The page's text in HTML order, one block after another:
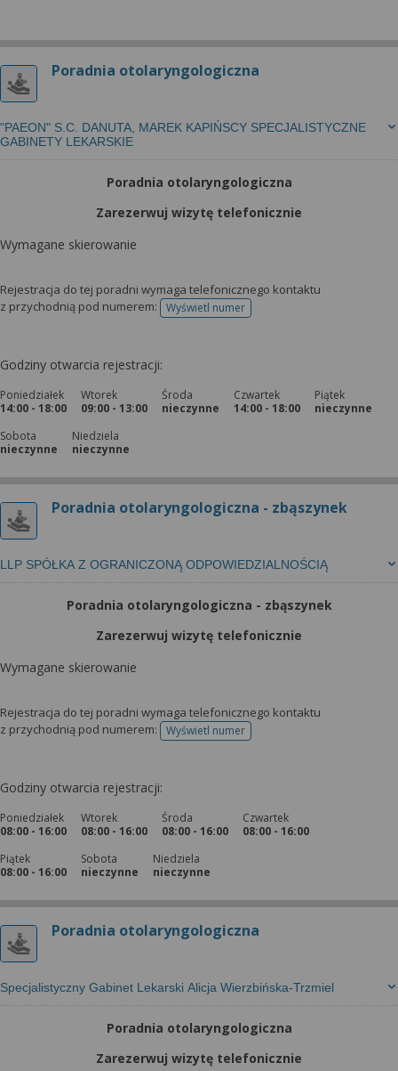
Poradnia otolaryngologiczna
"PAEON" S.C. DANUTA, MAREK KAPIŃSCY SPECJALISTYCZNE
GABINETY LEKARSKIE
Poradnia otolaryngologiczna
Zarezerwuj wizytę telefonicznie
Wymagane skierowanie
Rejestracja do tej poradni wymaga telefonicznego kontaktu
z przychodnią pod numerem:
Wyświetl numertelefonu do rejestracji
Godziny otwarcia rejestracji:
Poniedziałek
14:00 - 18:00
Wtorek
09:00 - 13:00
Środa
nieczynne
Czwartek
14:00 - 18:00
Piątek
nieczynne
Sobota
nieczynne
Niedziela
nieczynne
Poradnia otolaryngologiczna - zbąszynek
LLP SPÓŁKA Z OGRANICZONĄ ODPOWIEDZIALNOŚCIĄ
Poradnia otolaryngologiczna - zbąszynek
Zarezerwuj wizytę telefonicznie
Wymagane skierowanie
Rejestracja do tej poradni wymaga telefonicznego kontaktu
z przychodnią pod numerem:
Wyświetl numertelefonu do rejestracji
Godziny otwarcia rejestracji:
Poniedziałek
08:00 - 16:00
Wtorek
08:00 - 16:00
Środa
08:00 - 16:00
Czwartek
08:00 - 16:00
Piątek
08:00 - 16:00
Sobota
nieczynne
Niedziela
nieczynne
Poradnia otolaryngologiczna
Specjalistyczny Gabinet Lekarski Alicja Wierzbińska-Trzmiel
Poradnia otolaryngologiczna
Zarezerwuj wizytę telefonicznie